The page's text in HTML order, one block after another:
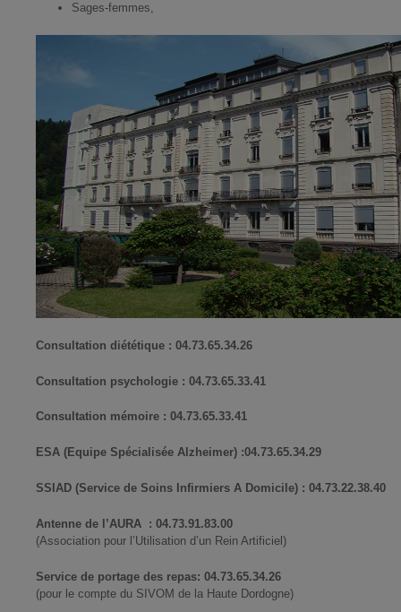
Sages-femmes,
Consultation diététique : 04.73.65.34.26
Consultation psychologie : 04.73.65.33.41
Consultation mémoire : 04.73.65.33.41
ESA (Equipe Spécialisée Alzheimer) :04.73.65.34.29
SSIAD (Service de Soins Infirmiers A Domicile) : 04.73.22.38.40
Antenne de l’AURA : 04.73.91.83.00
(Association pour l’Utilisation d’un Rein Artificiel)
Service de portage des repas: 04.73.65.34.26
(pour le compte du SIVOM de la Haute Dordogne)